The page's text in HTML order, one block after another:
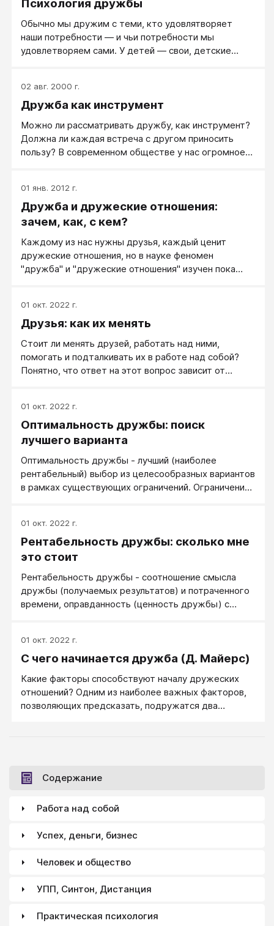
Психология дружбы
Обычно мы дружим с теми, кто удовлятворяет
наши потребности — и чьи потребности мы
удовлетворяем сами. У детей — свои, детские
Игрушка, приятна Кормушка, необходим Верный
Дружинник, когда-то, пригодится Дурачок-
открыто и ясно.
02 авг. 2000 г.
Дружба как инструмент
Можно ли рассматривать дружбу, как инструмент?
Должна ли каждая встреча с другом приносить
пользу? В современном обществе у нас огромное
бывшими однокурсниками. Некоторых из них мы
называем знакомыми, других считаем друзьями. Но
интересно то, что понимание дружбы у всех разное.
01 янв. 2012 г.
Дружба и дружеские отношения:
зачем, как, с кем?
Каждому из нас нужны друзья, каждый ценит
дружеские отношения, но в науке феномен
"дружба" и "дружеские отношения" изучен пока
названием «Дружба». Она вышла ещё в 70-ых
годах. Если говорить в целом, то дружба — это
женятся друг на друге, но все остальные
отношения, за вычетом сексуальных, у них
остаются.
01 окт. 2022 г.
Друзья: как их менять
Стоит ли менять друзей, работать над ними,
помогать и подталкивать их в работе над собой?
Понятно, что ответ на этот вопрос зависит от
01 окт. 2022 г.
Оптимальность дружбы: поиск
лучшего варианта
Оптимальность дружбы - лучший (наиболее
рентабельный) выбор из целесообразных вариантов
в рамках существующих ограничений. Ограничения:
варианты: с Ванькой дружить прикольно, но ни к
чему хорошему это определенно не приведет.
01 окт. 2022 г.
Рентабельность дружбы: сколько мне
это стоит
Рентабельность дружбы - соотношение смысла
дружбы (получаемых результатов) и потраченного
времени, оправданность (ценность дружбы) с
выбирали ей сапоги. — 4 часа. Звонила Верунчик,
жаловалась на маму. — 30 минут. Звонила мама,
по даче. — 20 минут.
01 окт. 2022 г.
С чего начинается дружба (Д. Майерс)
Какие факторы способствуют началу дружеских
отношений? Одним из наиболее важных факторов,
позволяющих предсказать, подружатся два
о территориальной близости, а о частоте и
характере взаимодействия.
Содержание
Работа над собой
Успех, деньги, бизнес
Человек и общество
УПП, Синтон, Дистанция
Практическая психология